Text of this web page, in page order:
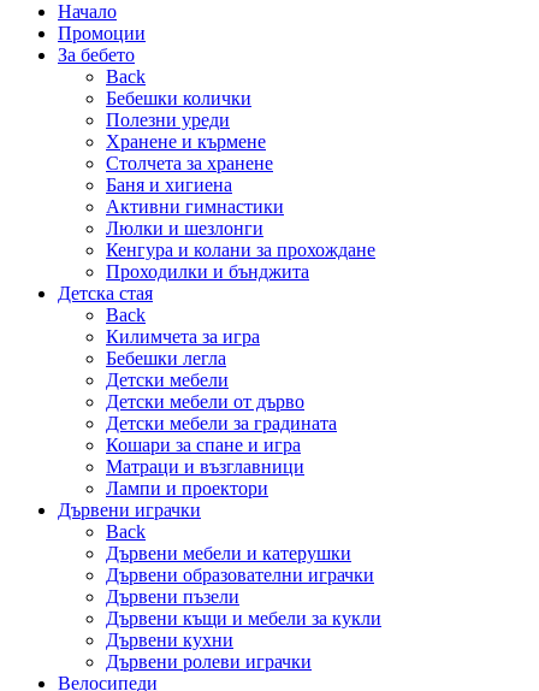
Начало
Промоции
За бебето
Back
Бебешки колички
Полезни уреди
Хранене и кърмене
Столчета за хранене
Баня и хигиена
Активни гимнастики
Люлки и шезлонги
Кенгура и колани за прохождане
Проходилки и бънджита
Детска стая
Back
Килимчета за игра
Бебешки легла
Детски мебели
Детски мебели от дърво
Детски мебели за градината
Кошари за спане и игра
Матраци и възглавници
Лампи и проектори
Дървени играчки
Back
Дървени мебели и катерушки
Дървени образователни играчки
Дървени пъзели
Дървени къщи и мебели за кукли
Дървени кухни
Дървени ролеви играчки
Велосипеди